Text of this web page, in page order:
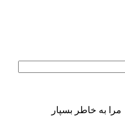
مرا به خاطر بسپار